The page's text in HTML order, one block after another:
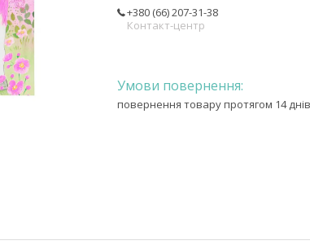
+380 (66) 207-31-38
Контакт-центр
повернення товару протягом 14 днів